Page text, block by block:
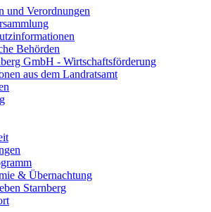
und Verordnungen
Behörden
GmbH - Wirtschaftsförderung
aus dem Landratsamt
& Übernachtung
Starnberg